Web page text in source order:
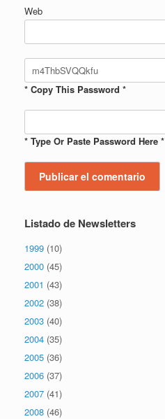
Web
* Copy This Password *
* Type Or Paste Password Here *
Listado de Newsletters
1999 (10)
2000 (45)
2001 (43)
2002 (38)
2003 (40)
2004 (35)
2005 (36)
2006 (37)
2007 (41)
2008 (46)